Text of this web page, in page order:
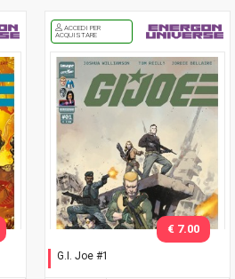
ACCEDI PER
ACQUISTARE
G.I. Joe #1
€ 7.00